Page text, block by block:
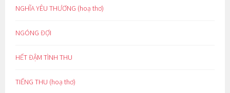
NGHĨA YÊU THƯƠNG (hoạ thơ)
NGÓNG ĐỢI
HẾT ĐẬM TÌNH THU
TIẾNG THU (hoạ thơ)